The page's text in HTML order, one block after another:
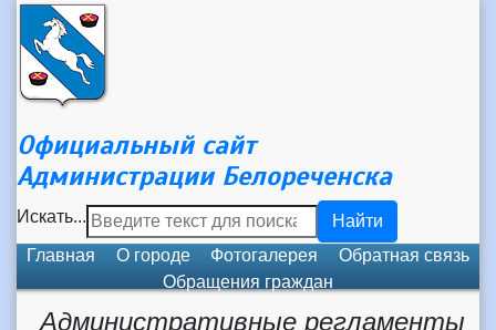
Официальный сайт
Администрации Белореченска
Искать...
Найти
Главная
О городе Фотогалерея
Обратная связь
Обращения граждан
Административные регламенты